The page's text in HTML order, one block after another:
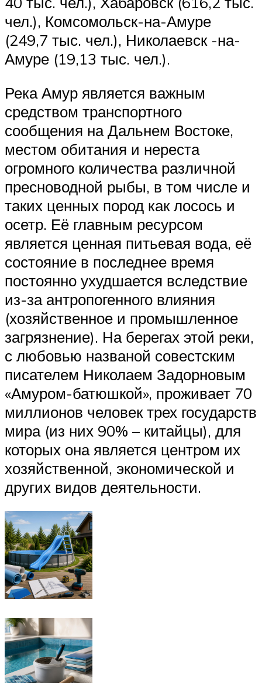
чел.), Комсомольск-на-Амуре
(249,7 тыс. чел.), Николаевск -на-
Амуре (19,13 тыс. чел.).
Река Амур является важным
средством транспортного
сообщения на Дальнем Востоке,
местом обитания и нереста
огромного количества различной
пресноводной рыбы, в том числе и
таких ценных пород как лосось и
осетр. Её главным ресурсом
является ценная питьевая вода, её
состояние в последнее время
постоянно ухудшается вследствие
из-за антропогенного влияния
(хозяйственное и промышленное
загрязнение). На берегах этой реки,
с любовью названой совестским
писателем Николаем Задорновым
«Амуром-батюшкой», проживает 70
миллионов человек трех государств
мира (из них 90% – китайцы), для
которых она является центром их
хозяйственной, экономической и
других видов деятельности.